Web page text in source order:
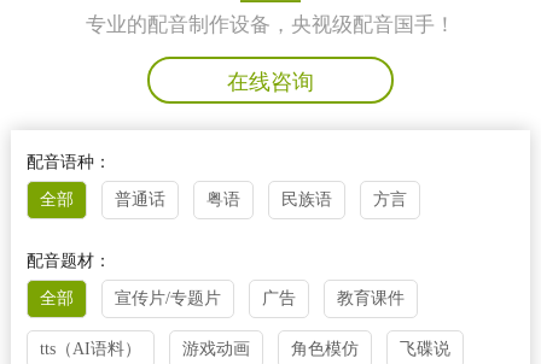
专业的配音制作设备，央视级配音国手！
在线咨询
配音语种：
全部 普通话 粤语 民族语 方言
配音题材：
全部 宣传片/专题片 广告 教育课件
tts（AI语料） 游戏动画 角色模仿 飞碟说